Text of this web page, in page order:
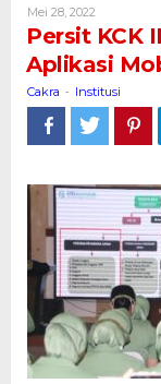
Mei 28, 2022
Cakra
Persit KCK
Aplikasi
Cakra - Institusi